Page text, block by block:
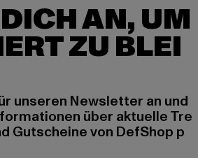
AN, UM
ZU BLEI
unseren Newsletter an und
über aktuelle Tre
Gutscheine von DefShop p